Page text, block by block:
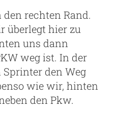
rechten Rand.
überlegt hier zu
uns dann
weg ist. In der
den Weg
wie wir, hinten
den Pkw.